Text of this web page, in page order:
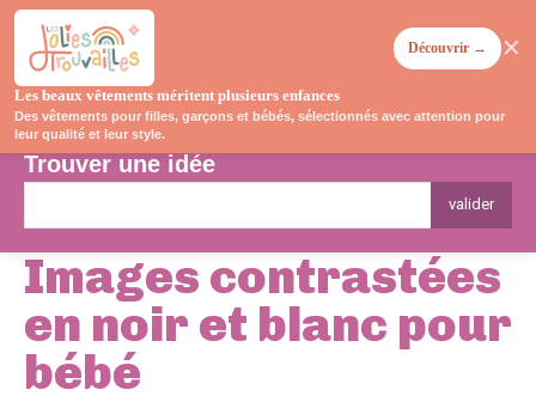
Trouver une idée
valider
Images contrastées
en noir et blanc pour
bébé
Les beaux vêtements méritent plusieurs enfances
Des vêtements pour filles, garçons et bébés, sélectionnés avec attention pour
leur qualité et leur style.
Découvrir → ✕